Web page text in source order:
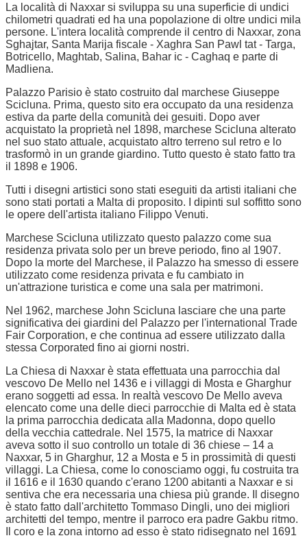
La località di Naxxar si sviluppa su una superficie di undici
chilometri quadrati ed ha una popolazione di oltre undici mila
persone. L'intera località comprende il centro di Naxxar, zona
Sghajtar, Santa Marija fiscale - Xaghra San Pawl tat - Targa,
Botricello, Maghtab, Salina, Bahar ic - Caghaq e parte di
Madliena.
Palazzo Parisio è stato costruito dal marchese Giuseppe
Scicluna. Prima, questo sito era occupato da una residenza
estiva da parte della comunità dei gesuiti. Dopo aver
acquistato la proprietà nel 1898, marchese Scicluna alterato
nel suo stato attuale, acquistato altro terreno sul retro e lo
trasformò in un grande giardino. Tutto questo è stato fatto tra
il 1898 e 1906.
Tutti i disegni artistici sono stati eseguiti da artisti italiani che
sono stati portati a Malta di proposito. I dipinti sul soffitto sono
le opere dell'artista italiano Filippo Venuti.
Marchese Scicluna utilizzato questo palazzo come sua
residenza privata solo per un breve periodo, fino al 1907.
Dopo la morte del Marchese, il Palazzo ha smesso di essere
utilizzato come residenza privata e fu cambiato in
un'attrazione turistica e come una sala per matrimoni.
Nel 1962, marchese John Scicluna lasciare che una parte
significativa dei giardini del Palazzo per l'international Trade
Fair Corporation, e che continua ad essere utilizzato dalla
stessa Corporated fino ai giorni nostri.
La Chiesa di Naxxar è stata effettuata una parrocchia dal
vescovo De Mello nel 1436 e i villaggi di Mosta e Gharghur
erano soggetti ad essa. In realtà vescovo De Mello aveva
elencato come una delle dieci parrocchie di Malta ed è stata
la prima parrocchia dedicata alla Madonna, dopo quello
della vecchia cattedrale. Nel 1575, la matrice di Naxxar
aveva sotto il suo controllo un totale di 36 chiese – 14 a
Naxxar, 5 in Gharghur, 12 a Mosta e 5 in prossimità di questi
villaggi. La Chiesa, come lo conosciamo oggi, fu costruita tra
il 1616 e il 1630 quando c'erano 1200 abitanti a Naxxar e si
sentiva che era necessaria una chiesa più grande. Il disegno
è stato fatto dall'architetto Tommaso Dingli, uno dei migliori
architetti del tempo, mentre il parroco era padre Gakbu ritmo.
Il coro e la zona intorno ad esso è stato ridisegnato nel 1691